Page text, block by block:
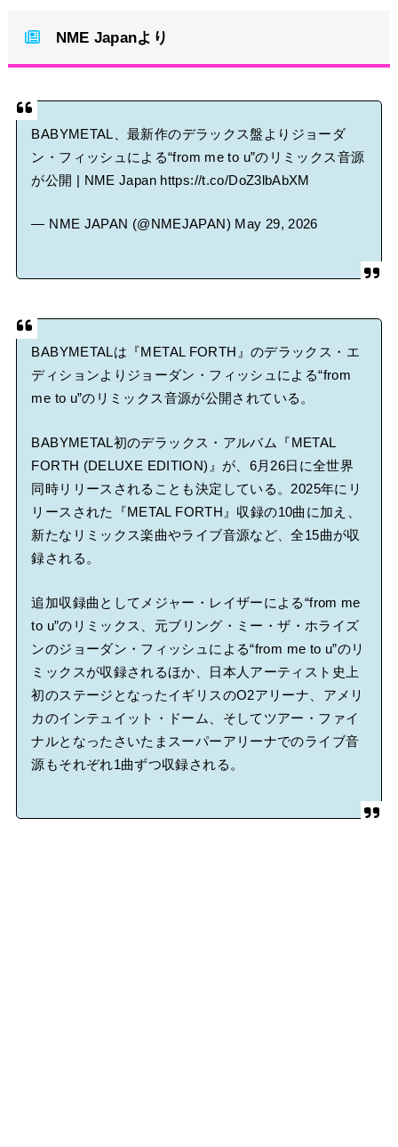
BABYMETAL「CANNONBALL外伝」グッズ販売決定
NME Japanより
BABYMETAL、最新作のデラックス盤よりジョーダ
ン・フィッシュによる“from me to u”のリミックス音源
が公開 | NME Japan https://t.co/DoZ3lbAbXM
— NME JAPAN (@NMEJAPAN) May 29, 2026
BABYMETALは『METAL FORTH』のデラックス・エ
ディションよりジョーダン・フィッシュによる“from
me to u”のリミックス音源が公開されている。
BABYMETAL初のデラックス・アルバム『METAL
FORTH (DELUXE EDITION)』が、6月26日に全世界
同時リリースされることも決定している。2025年にリ
リースされた『METAL FORTH』収録の10曲に加え、
新たなリミックス楽曲やライブ音源など、全15曲が収
録される。
追加収録曲としてメジャー・レイザーによる“from me
to u”のリミックス、元ブリング・ミー・ザ・ホライズ
ンのジョーダン・フィッシュによる“from me to u”のリ
ミックスが収録されるほか、日本人アーティスト史上
初のステージとなったイギリスのO2アリーナ、アメリ
カのインテュイット・ドーム、そしてツアー・ファイ
ナルとなったさいたまスーパーアリーナでのライブ音
源もそれぞれ1曲ずつ収録される。